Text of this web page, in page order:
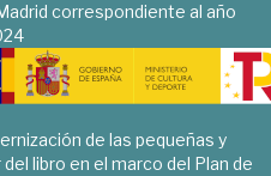
correspondiente al año
de las pequeñas y
libro en el marco del Plan de